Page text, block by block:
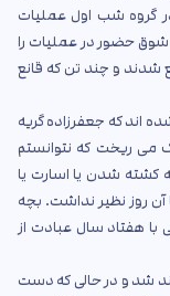
در گروه شب اول عملیات
شوق حضور در عملیات را
شدند و چند تن که قانع
که جعفرزاده گریه
می ریخت که نتوانستم
کشته شدن یا اسارت یا
روز نظیر نداشت. بچه
هفتاد سال عبادت از
شد و در حالی که دست